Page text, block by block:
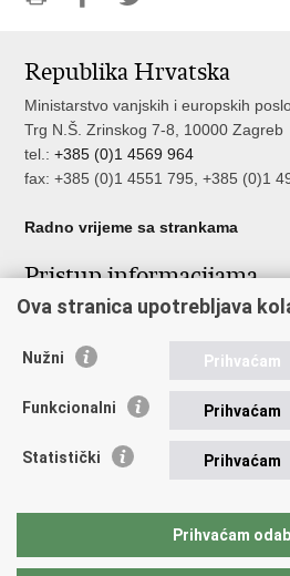
Facebooku
Twitteru
Republika Hrvatska
Ministarstvo vanjskih i europskih
Trg N.Š. Zrinskog 7-8, 10000 Zagreb
tel.:+385 (0)1 4569 964
fax: +385 (0)1 4551 795, +385 (0)1
Radno vrijeme sa strankama
Pristup informacijama
Pristup informacijama
Nepravilnosti
Javna nabava u MVEP-u
Nadzor rada i unutarnja revizija
Ova stranica upotrebljava
Nužni Prihvaćam
Funkcionalni Prihvaćam
Statistički Prihvaćam
Prihvaćam